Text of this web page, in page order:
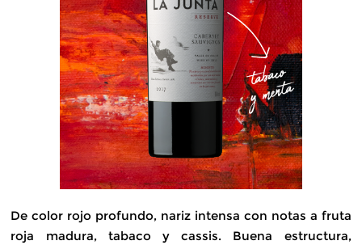
De color rojo profundo, nariz intensa con notas a fruta
roja madura, tabaco y cassis. Buena estructura,